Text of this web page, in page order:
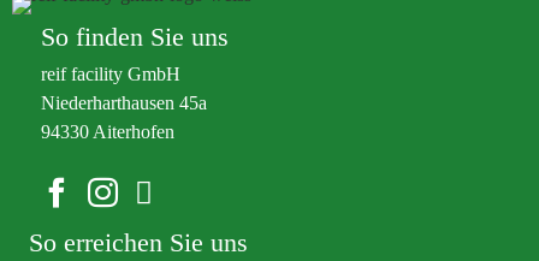
So finden Sie uns
reif facility GmbH
Niederharthausen 45a
94330 Aiterhofen
FacebookInstagramLinkedIn
So erreichen Sie uns